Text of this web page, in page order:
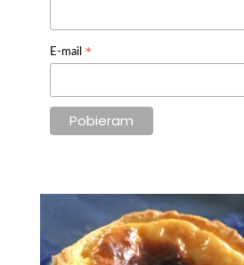
E-mail *